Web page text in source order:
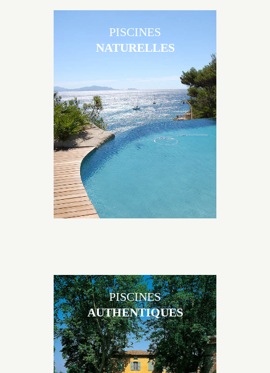
Les piscines en béton naturelles Jacques Brens sont
originales, elles s’intègrent parfaitement à leur
environnement grâce à un jeu de volume et de
matière sur-mesure conçu par notre bureau d’étude
spécialisé.
PISCINES
NATURELLES
Les piscines en béton authentiques Jacques Brens se
démarquent par la noblesse des matériaux
PISCINES
AUTHENTIQUES